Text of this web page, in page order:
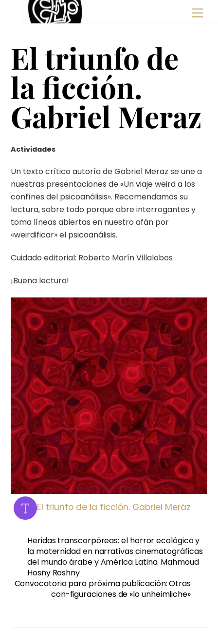
El triunfo de
la ficción.
Gabriel Meraz
Actividades
Un texto crítico autoría de Gabriel Meraz se une a
nuestras presentaciones de «Un viaje weird a los
confínes del psicoanálisis». Recomendamos su
lectura, sobre todo porque abre interrogantes y
toma líneas abiertas en nuestro afán por
«weirdificar» el psicoanálisis.
Cuidado editorial: Roberto Marín Villalobos
¡Buena lectura!
El triunfo de la ficción. Gabriel Meráz
Heridas transcorpóreas: el horror ecológico y
la maternidad en narrativas cinematográficas
del mundo árabe y América Latina. Mahmoud
Hosny Roshny
Convocatoria para próxima publicación: Otras
con-figuraciones de «lo unheimliche»